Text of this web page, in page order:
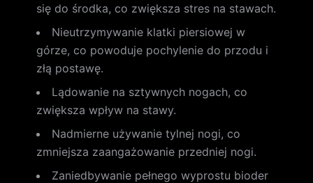
się do środka, co zwiększa stres na stawach.
Nieutrzymywanie klatki piersiowej w
górze, co powoduje pochylenie do przodu i
złą postawę.
Lądowanie na sztywnych nogach, co
zwiększa wpływ na stawy.
Nadmierne używanie tylnej nogi, co
zmniejsza zaangażowanie przedniej nogi.
Zaniedbywanie pełnego wyprostu bioder